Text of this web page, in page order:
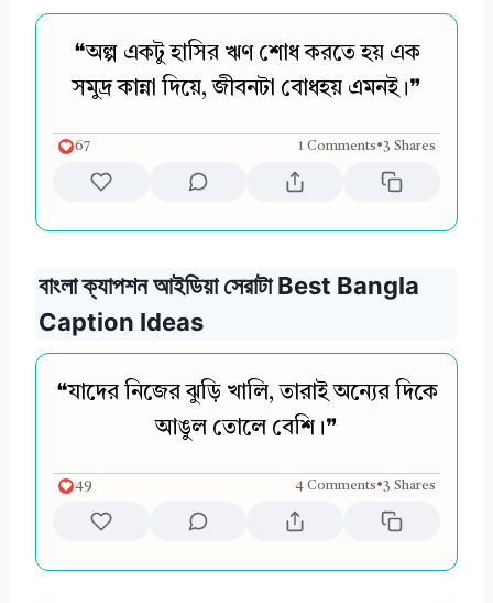
❝অল্প একটু হাসির ঋণ শোধ করতে হয় এক
সমুদ্র কান্না দিয়ে, জীবনটা বোধহয় এমনই।❞
67 1 Comments•3 Shares
বাংলা ক্যাপশন আইডিয়া সেরাটা Best Bangla
Caption Ideas
❝যাদের নিজের ঝুড়ি খালি, তারাই অন্যের দিকে
আঙুল তোলে বেশি।❞
49 4 Comments•3 Shares